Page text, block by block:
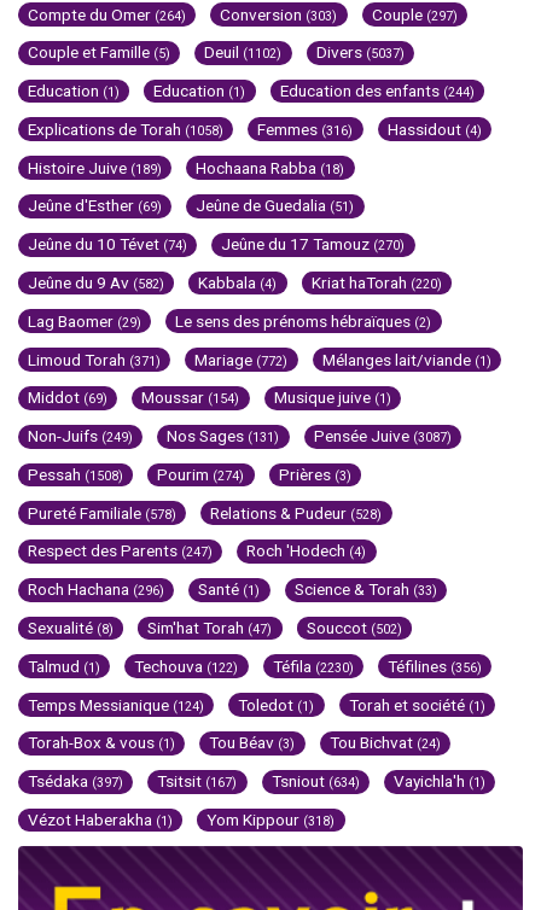
Compte du Omer (264) Conversion (303) Couple (297)
Couple et Famille (5) Deuil (1102) Divers (5037)
Education (1) Education (1) Education des enfants (244)
Explications de Torah (1058) Femmes (316) Hassidout (4)
Histoire Juive (189) Hochaana Rabba (18)
Jeûne d'Esther (69) Jeûne de Guedalia (51)
Jeûne du 10 Tévet (74) Jeûne du 17 Tamouz (270)
Jeûne du 9 Av (582) Kabbala (4) Kriat haTorah (220)
Lag Baomer (29) Le sens des prénoms hébraïques (2)
Limoud Torah (371) Mariage (772) Mélanges lait/viande (1)
Middot (69) Moussar (154) Musique juive (1)
Non-Juifs (249) Nos Sages (131) Pensée Juive (3087)
Pessah (1508) Pourim (274) Prières (3)
Pureté Familiale (578) Relations & Pudeur (528)
Respect des Parents (247) Roch 'Hodech (4)
Roch Hachana (296) Santé (1) Science & Torah (33)
Sexualité (8) Sim'hat Torah (47) Souccot (502)
Talmud (1) Techouva (122) Téfila (2230) Téfilines (356)
Temps Messianique (124) Toledot (1) Torah et société (1)
Torah-Box & vous (1) Tou Béav (3) Tou Bichvat (24)
Tsédaka (397) Tsitsit (167) Tsniout (634) Vayichla'h (1)
Vézot Haberakha (1) Yom Kippour (318)